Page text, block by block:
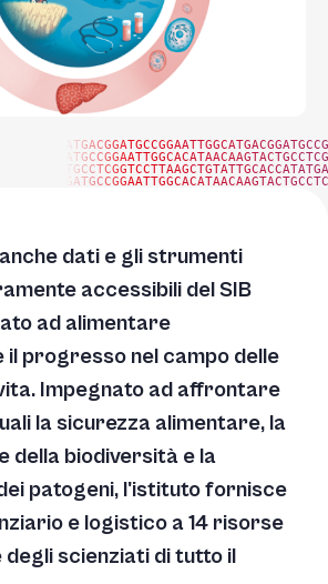
dati e gli strumenti
accessibili del SIB
ad alimentare
il progresso nel campo delle
Impegnato ad affrontare
la sicurezza alimentare, la
della biodiversità e la
patogeni, l'istituto fornisce
e logistico a 14 risorse
degli scienziati di tutto il